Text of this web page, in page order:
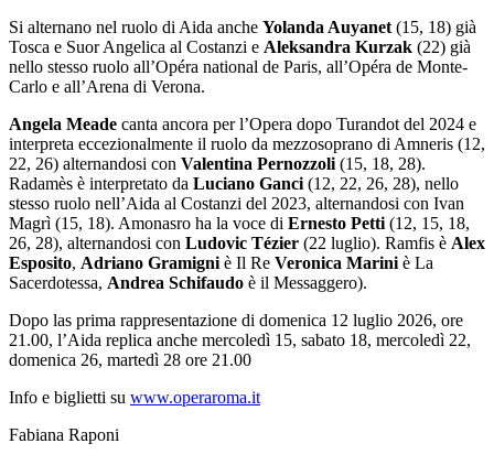
Si alternano nel ruolo di Aida anche Yolanda Auyanet (15, 18) già
Tosca e Suor Angelica al Costanzi e Aleksandra Kurzak (22) già
nello stesso ruolo all’Opéra national de Paris, all’Opéra de Monte-
Carlo e all’Arena di Verona.
Angela Meade canta ancora per l’Opera dopo Turandot del 2024 e
interpreta eccezionalmente il ruolo da mezzosoprano di Amneris (12,
22, 26) alternandosi con Valentina Pernozzoli (15, 18, 28).
Radamès è interpretato da Luciano Ganci (12, 22, 26, 28), nello
stesso ruolo nell’Aida al Costanzi del 2023, alternandosi con Ivan
Magrì (15, 18). Amonasro ha la voce di Ernesto Petti (12, 15, 18,
26, 28), alternandosi con Ludovic Tézier (22 luglio). Ramfis è Alex
Esposito, Adriano Gramigni è Il Re Veronica Marini è La
Sacerdotessa, Andrea Schifaudo è il Messaggero).
Dopo las prima rappresentazione di domenica 12 luglio 2026, ore
21.00, l’Aida replica anche mercoledì 15, sabato 18, mercoledì 22,
domenica 26, martedì 28 ore 21.00
Info e biglietti su www.operaroma.it
Fabiana Raponi